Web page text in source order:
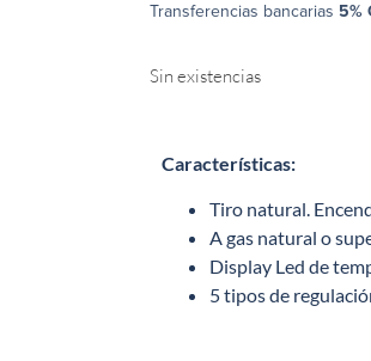
Transferencias bancarias 5%
Sin existencias
Características:
Tiro natural.
A gas natural o
Display Led de
5 tipos de